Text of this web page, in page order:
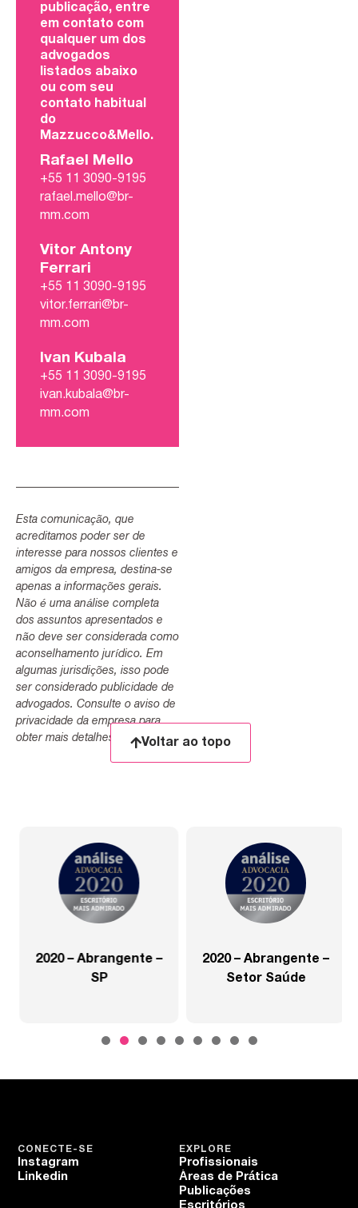
publicação, entre
em contato com
qualquer um dos
advogados
listados abaixo
ou com seu
contato habitual
do
Mazzucco&Mello.
Rafael Mello
+55 11 3090-9195
rafael.mello@br-
mm.com
Vitor Antony
Ferrari
+55 11 3090-9195
vitor.ferrari@br-
mm.com
Ivan Kubala
+55 11 3090-9195
ivan.kubala@br-
mm.com
Esta comunicação, que
acreditamos poder ser de
interesse para nossos clientes e
amigos da empresa, destina-se
apenas a informações gerais.
Não é uma análise completa
dos assuntos apresentados e
não deve ser considerada como
aconselhamento jurídico. Em
algumas jurisdições, isso pode
ser considerado publicidade de
advogados. Consulte o aviso de
privacidade da empresa para
obter mais detalhes.
Voltar ao topo
2020 – Abrangente –
SP
2020 – Abrangente –
Setor Saúde
EXPLORE
Profissionais
Áreas de Prática
Publicações
Escritórios
CONECTE-SE
Instagram
Linkedin